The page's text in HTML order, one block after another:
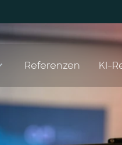
Lighthouse
Partnership
Referenzen KI-